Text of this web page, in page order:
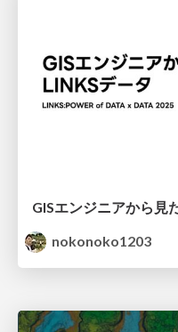
GISエンジニアから見
nokonoko1203